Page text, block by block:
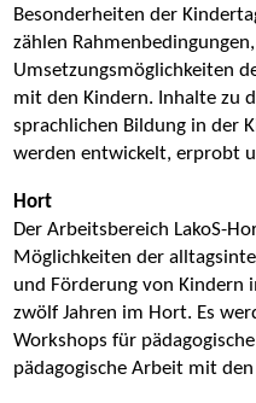
Besonderheiten der
zählen
Umsetzungsmöglichkeiten
mit den Kindern. Inhalte zu
sprachlichen Bildung in der
werden entwickelt, erprobt
Hort
Der Arbeitsbereich LakoS-
Möglichkeiten der
und Förderung von Kindern
zwölf Jahren im Hort. Es
Workshops für
pädagogische Arbeit mit